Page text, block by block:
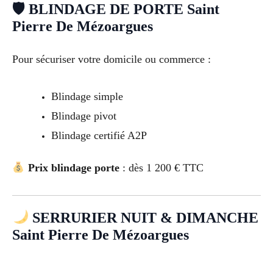
🛡 BLINDAGE DE PORTE Saint
Pierre De Mézoargues
Pour sécuriser votre domicile ou commerce :
Blindage simple
Blindage pivot
Blindage certifié A2P
Prix blindage porte: dès 1 200 € TTC
SERRURIER NUIT & DIMANCHE
Saint Pierre De Mézoargues